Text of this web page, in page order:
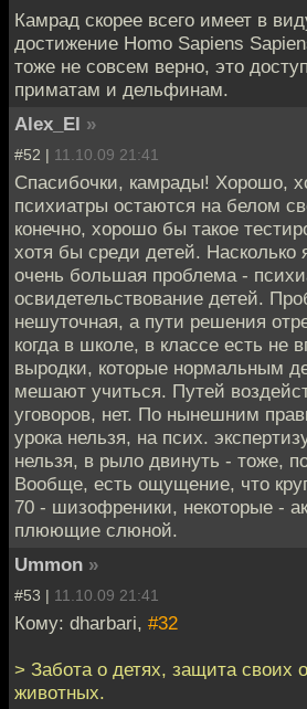
Камрад скорее всего имеет в
достижение Homo Sapiens
тоже не совсем верно, это
приматам и дельфинам.
Alex_El »
#52 | 11.10.09 21:41
Спасибочки, камрады! Хорошо,
психиатры остаются на белом
конечно, хорошо бы такое
хотя бы среди детей. Насколько
очень большая проблема -
освидетельствование детей.
нешуточная, а пути решения
когда в школе, в классе есть не
выродки, которые нормальным
мешают учиться. Путей
уговоров, нет. По нынешним
урока нельзя, на псих.
нельзя, в рыло двинуть - тоже,
Вообще, есть ощущение, что
70 - шизофреники, некоторые -
плюющие слюной.
Ummon »
#53 | 11.10.09 21:41
Кому: dharbari, #32
> Забота о детях, защита своих
животных.